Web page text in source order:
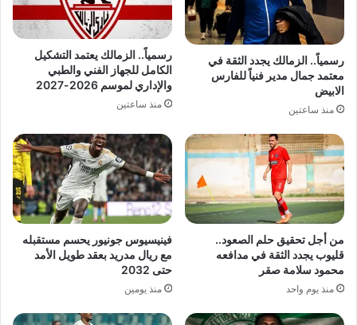
رسمياً.. الزمالك يجدد الثقة في
معتمد جمال مدير فنياً للفارس
الابيض
منذ ساعتين
رسمياً.. الزمالك يعتمد التشكيل
الكامل للجهاز الفني والطبي
والإداري لموسم 2026-2027
منذ ساعتين
من أجل تحقيق حلم الصعود..
قليوب يجدد الثقة في مدافعه
محمود سلامة صقر
منذ يوم واحد
فينيسيوس جونيور يحسم مستقبله
مع ريال مدريد بعقد طويل الأمد
حتى 2032
منذ يومين